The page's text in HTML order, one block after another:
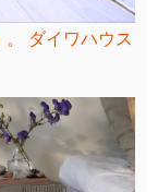
ダイワハウス